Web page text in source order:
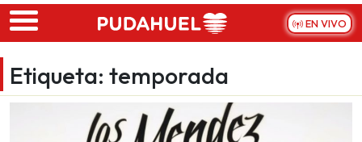
Skip to main content
EN VIVO
Etiqueta: temporada